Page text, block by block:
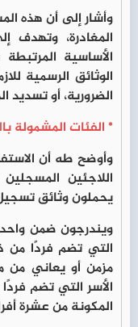
وأشار إلى أن هذه
المغادرة،
الأساسية
الوثائق الرسمية
الضرورية، أو تسديد
* الفئات المشمولة
اللاجئين
يحملون وثائق
ويندرجون ضمن
التي تضم فردًا من
مزمن أو يعاني من
المكونة من عشرة